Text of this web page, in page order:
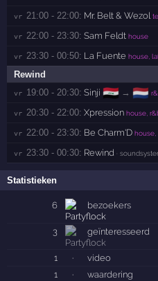
vr 21:00 - 22:00: Mr. Belt & Wezol
vr 22:00 - 23:30: Sam Feldt house
vr 23:30 - 00:50: La Fuente house,
Rewind
vr 19:00 - 20:30: Sinji 🇮🇶 → 🇳🇱
vr 20:30 - 22:00: Xpression house,
vr 22:00 - 23:30: Be Charm'D house,
vr 23:30 - 00:30: Rewind ·
Statistieken
6 bezoekers
3 geïnteresseerd
1 ·
video
1
·
waardering